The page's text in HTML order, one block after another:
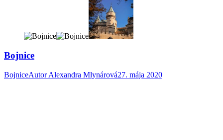
Bojnice
BojniceAutorAlexandra Mlynárová27. mája 2020